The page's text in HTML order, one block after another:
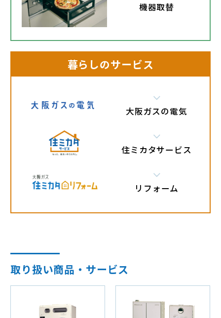
機器取替
暮らしのサービス
大阪ガスの電気
住ミカタサービス
リフォーム
取り扱い商品・サービス